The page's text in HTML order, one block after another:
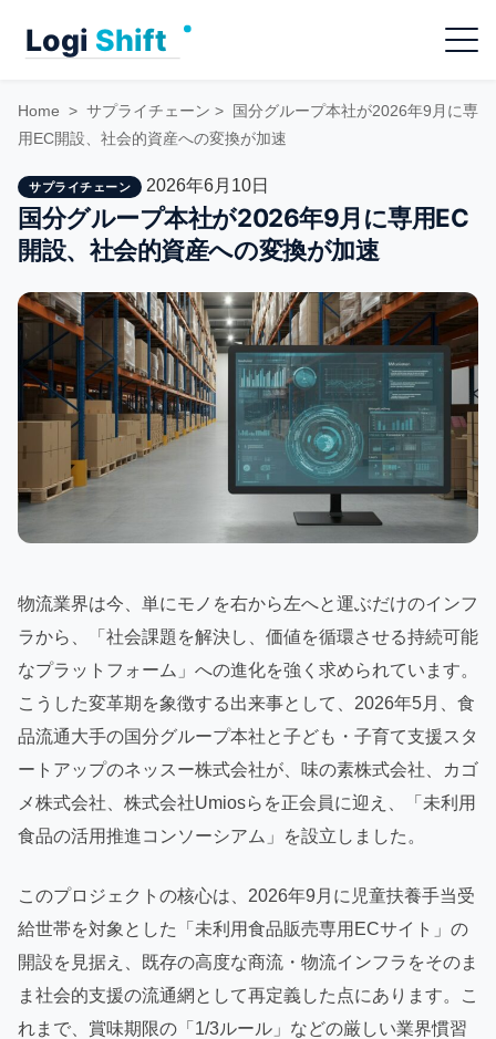
Menu
Home > サプライチェーン >
国分グループ本社が2026年9月に専
用EC開設、社会的資産への変換が加速
サプライチェーン 2026年6月10日
国分グループ本社が2026年9月に専用EC
開設、社会的資産への変換が加速
物流業界は今、単にモノを右から左へと運ぶだけのインフ
ラから、「社会課題を解決し、価値を循環させる持続可能
なプラットフォーム」への進化を強く求められています。
こうした変革期を象徴する出来事として、2026年5月、食
品流通大手の国分グループ本社と子ども・子育て支援スタ
ートアップのネッスー株式会社が、味の素株式会社、カゴ
メ株式会社、株式会社Umiosらを正会員に迎え、「未利用
食品の活用推進コンソーシアム」を設立しました。
このプロジェクトの核心は、2026年9月に児童扶養手当受
給世帯を対象とした「未利用食品販売専用ECサイト」の
開設を見据え、既存の高度な商流・物流インフラをそのま
ま社会的支援の流通網として再定義した点にあります。こ
れまで、賞味期限の「1/3ルール」などの厳しい業界慣習